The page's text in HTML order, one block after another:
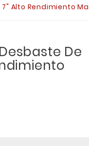
Alto Rendimiento
De